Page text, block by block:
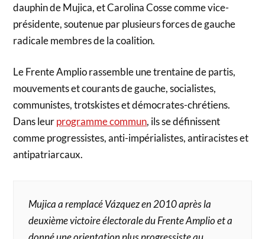
dauphin de Mujica, et Carolina Cosse comme vice-
présidente, soutenue par plusieurs forces de gauche
radicale membres de la coalition.
Le Frente Amplio rassemble une trentaine de partis,
mouvements et courants de gauche, socialistes,
communistes, trotskistes et démocrates-chrétiens.
Dans leurprogramme commun, ils se définissent
comme progressistes, anti-impérialistes, antiracistes et
antipatriarcaux.
Mujica a remplacé Vázquez en 2010 après la
deuxième victoire électorale du Frente Amplio et a